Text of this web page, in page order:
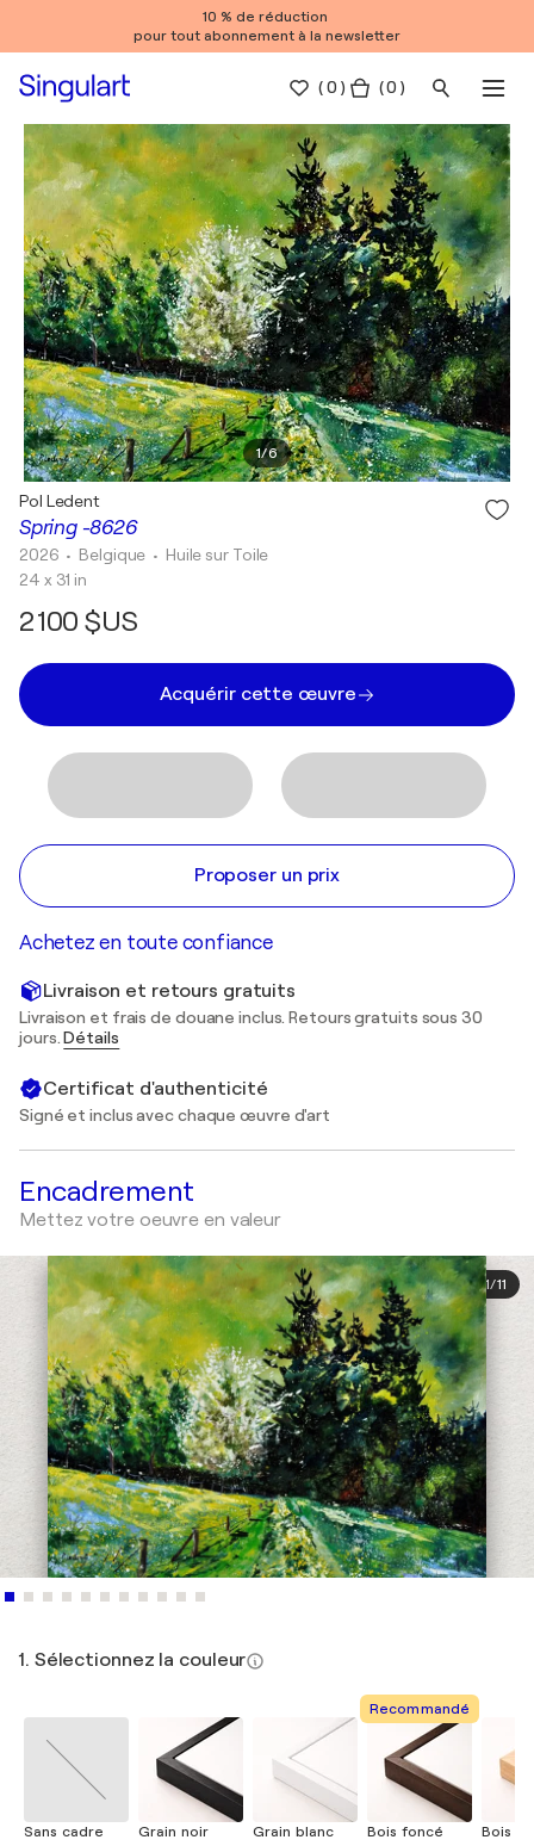
10 % de réduction
pour tout abonnement à la newsletter
(0 ) ( 0 )
1/6
Spring -8626
Pol Ledent
2026 • Belgique • Huile sur Toile
24 x 31 in
2 100 $US
Acquérir cette œuvre
Proposer un prix
Achetez en toute confiance
Livraison et retours gratuits
Livraison et frais de douane inclus. Retours gratuits sous 30
jours.Détails
Certificat d'authenticité
Signé et inclus avec chaque œuvre d'art
Encadrement
Mettez votre oeuvre en valeur
1/11
1. Sélectionnez la couleur
Sans cadre
Grain noir
Grain blanc
Recommandé
Bois foncé
Bois